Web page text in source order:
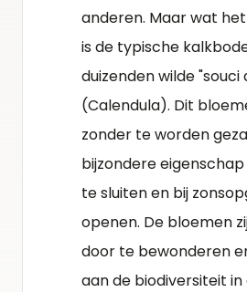
anderen. Maar wat
is de typische
duizenden wilde "souci
(Calendula). Dit
zonder te worden
bijzondere
te sluiten en bij
openen. De bloemen
door te bewonderen
aan de biodiversiteit in